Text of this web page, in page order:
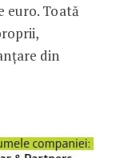
euro. Toată
din